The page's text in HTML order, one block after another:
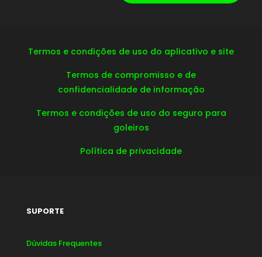
Termos e condições de uso do aplicativo e site
Termos de compromisso e de
confidencialidade de informação
Termos e condições de uso do seguro para
goleiros
Política de privacidade
SUPORTE
Dúvidas Frequentes